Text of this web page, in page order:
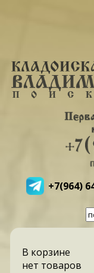
+7(964)
В корзине
нет товаров